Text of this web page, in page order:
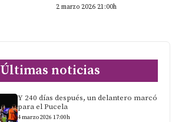
2 marzo 2026 21:00h
Últimas noticias
Y 240 días después, un delantero marcó
para el Pucela
4 marzo 2026 17:00h